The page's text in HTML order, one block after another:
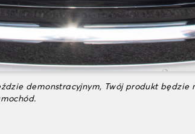
demonstracyjnym, Twój produkt będzie